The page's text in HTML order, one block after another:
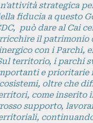
strategica
fiducia a questo
può dare al Cai
il patrimonio
con i Parchi,
territorio, i parchi
e prioritarie
oltre che
come inserito
supporto,